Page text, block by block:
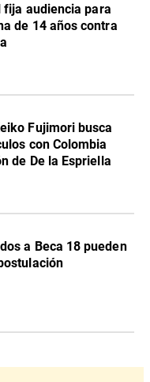
fija audiencia para
de 14 años contra
Fujimori busca
con Colombia
de De la Espriella
a Beca 18 pueden